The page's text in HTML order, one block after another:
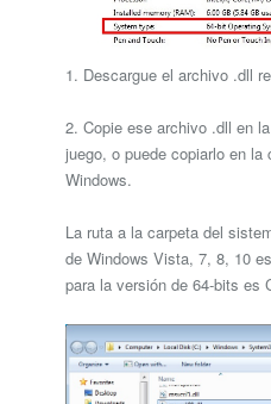
1. Descargue el archivo .dll
2. Copie ese archivo .dll en
juego, o puede copiarlo en
Windows.
La ruta a la carpeta del
de Windows Vista, 7, 8, 10
para la versión de 64-bits es